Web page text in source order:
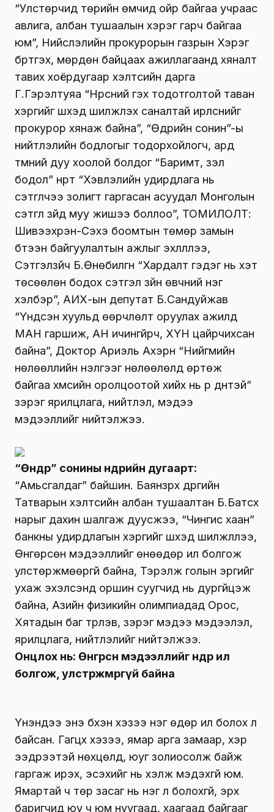
“Улстөрчид төрийн өмчид ойр байгаа учраас
авлига, албан тушаалын хэрэг гарч байгаа
юм”, Нийслэлийн прокурорын газрын Хэрэг
бүртгэх, мөрдөн байцаах ажиллагаанд хяналт
тавих хоёрдугаар хэлтсийн дарга
Г.Гэрэлтуяа “Нүүрсний гэх тодотголтой таван
хэргийг шүүхэд шилжүүлэх саналтай ирүүлснийг
прокурор хянаж байна”, “Өдрийн сонин”-ы
нийтлэлийн бодлогыг тодорхойлогч, ард
түмний дуу хоолой болдог “Баримт, үзэл
бодол” нүүрт “Хэвлэлийн удирдлага нь
сэтгүүлчээ золигт гаргасан асуудал Монголын
сэтгүүл зүйд муу жишээ боллоо”, ТОМИЛОЛТ:
Шивээхүрэн-Сэхэ боомтын төмөр замын
бүтээн байгуулалтын ажлыг эхлүүллээ,
Сэтгэлзүйч Б.Өнөбилгүүн “Хардалт гэдэг нь хэт
төсөөлөн бодох сэтгэл зүйн өвчний нэг
хэлбэр”, АИХ-ын депутат Б.Сандуйжав
“Үндсэн хуульд өөрчлөлт оруулах ажилд
МАН гаршиж, АН ичингүйрч, ХҮН цайрчихсан
байна”, Доктор Ариэль Ахэрн “Нийгмийн
нөлөөллийн үнэлгээг нөлөөлөлд өртөж
байгаа хүмүүсийн оролцоотой хийх нь үр дүнтэй”
зэрэг ярилцлага, нийтлэл, мэдээ
мэдээллийг нийтэлжээ.
“Өнөөдөр” сонины өнөөдрийн дугаарт:
“Амьсгалдаг” байшин. Баянзүрх дүүргийн
Татварын хэлтсийн албан тушаалтан Б.Батсүх
нарыг дахин шалгаж дуусжээ, “Чингис хаан”
банкны удирдлагын хэргийг шүүхэд шилжүүллээ,
Өнгөрсөн мэдээллийг өнөөдөр ил болгож
улстөржмөөргүй байна, Тэрэлж голын эргийг
ухаж эхэлсэнд оршин суугчид нь дургүйцэж
байна, Азийн физикийн олимпиадад Орос,
Хятадын баг түрүүлэв, зэрэг мэдээ мэдээлэл,
ярилцлага, нийтлэлийг нийтэлжээ.
Онцлох нь: Өнгөрсөн мэдээллийг өнөөдөр ил
болгож, улстөржмөөргүй байна